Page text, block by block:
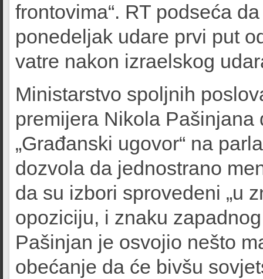
frontovima“. RT podseća
ponedeljak udare prvi put
vatre nakon izraelskog
Ministarstvo spoljnih
premijera Nikola
„Građanski ugovor“ na
dozvola da jednostrano
da su izbori sprovedeni „u
opoziciju, i znaku
Pašinjan je osvojio nešto
obećanje da će bivšu